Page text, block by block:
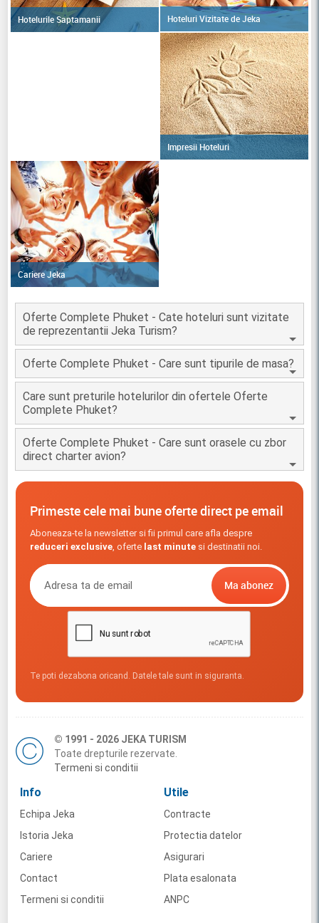
Hotelurile Saptamanii Hoteluri Vizitate de Jeka
Impresii Hoteluri
Cariere Jeka
Oferte Complete Phuket - Cate hoteluri sunt vizitate
de reprezentantii Jeka Turism?
Oferte Complete Phuket - Care sunt tipurile de masa?
Care sunt preturile hotelurilor din ofertele Oferte
Complete Phuket?
Oferte Complete Phuket - Care sunt orasele cu zbor
direct charter avion?
Primeste cele mai bune oferte direct pe email
Aboneaza-te la newsletter si fii primul care afla despre
reduceri exclusive, oferte last minutesi destinatii noi.
Te poti dezabona oricand. Datele tale sunt in siguranta.
© 1991 - 2026 JEKA TURISM
Toate drepturile rezervate.
Termeni si conditii
Info
Echipa Jeka
Istoria Jeka
Cariere
Contact
Termeni si conditii
Utile
Contracte
Protectia datelor
Asigurari
Plata esalonata
ANPC